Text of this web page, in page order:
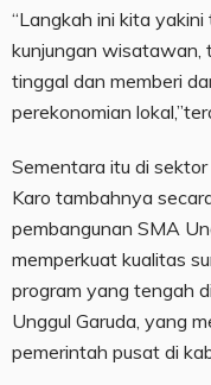
“Langkah ini kita
kunjungan wisatawan,
tinggal dan memberi
perekonomian
Sementara itu di
Karo tambahnya
pembangunan SMA
memperkuat kualitas
program yang tengah
Unggul Garuda, yang
pemerintah pusat di